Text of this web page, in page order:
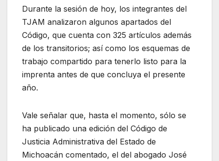
Durante la sesión de hoy, los integrantes del
TJAM analizaron algunos apartados del
Código, que cuenta con 325 artículos además
de los transitorios; así como los esquemas de
trabajo compartido para tenerlo listo para la
imprenta antes de que concluya el presente
año.
Vale señalar que, hasta el momento, sólo se
ha publicado una edición del Código de
Justicia Administrativa del Estado de
Michoacán comentado, el del abogado José